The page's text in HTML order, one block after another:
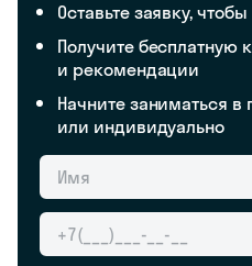
Оставьте заявку,
Получите бесплатную
и рекомендации
Начните заниматься в
или индивидуально